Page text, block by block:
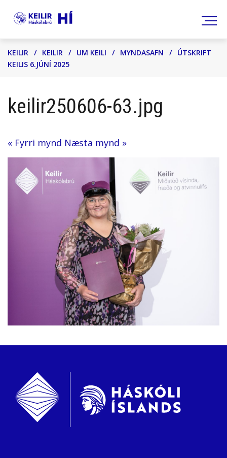
Leita
KEILIR / KEILIR / UM KEILI / MYNDASAFN / ÚTSKRIFT
KEILIS 6.JÚNÍ 2025
keilir250606-63.jpg
« Fyrri mynd Næsta mynd »